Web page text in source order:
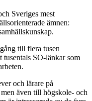
Sveriges mest
ämnen:
till flera tusen
tusentals SO-länkar som
och lärare på
även till högskole- och